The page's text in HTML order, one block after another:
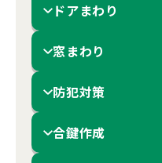
ドアまわり
窓まわり
防犯対策
合鍵作成